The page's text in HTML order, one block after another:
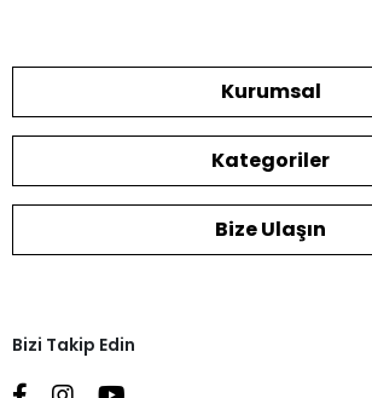
Kurumsal
Kategoriler
Bize Ulaşın
Bizi Takip Edin